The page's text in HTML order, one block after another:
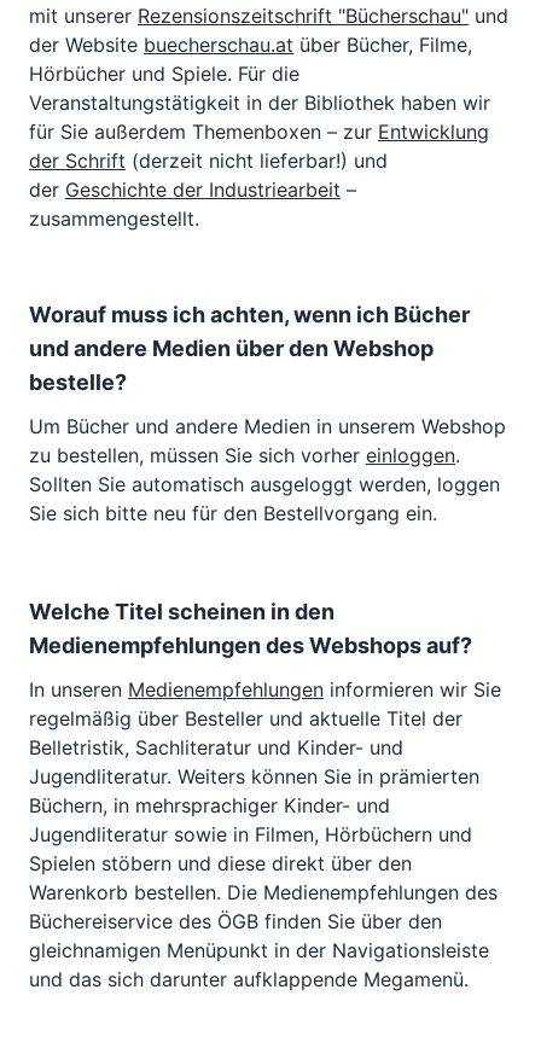
mit unserer Rezensionszeitschrift "Bücherschau" und
der Website buecherschau.at über Bücher, Filme,
Hörbücher und Spiele. Für die
Veranstaltungstätigkeit in der Bibliothek haben wir
für Sie außerdem Themenboxen – zur Entwicklung
der Schrift (derzeit nicht lieferbar!) und
der Geschichte der Industriearbeit –
zusammengestellt.
Worauf muss ich achten, wenn ich Bücher
und andere Medien über den Webshop
bestelle?
Um Bücher und andere Medien in unserem Webshop
zu bestellen, müssen Sie sich vorher einloggen.
Sollten Sie automatisch ausgeloggt werden, loggen
Sie sich bitte neu für den Bestellvorgang ein.
Welche Titel scheinen in den
Medienempfehlungen des Webshops auf?
In unseren Medienempfehlungen informieren wir Sie
regelmäßig über Besteller und aktuelle Titel der
Belletristik, Sachliteratur und Kinder- und
Jugendliteratur. Weiters können Sie in prämierten
Büchern, in mehrsprachiger Kinder- und
Jugendliteratur sowie in Filmen, Hörbüchern und
Spielen stöbern und diese direkt über den
Warenkorb bestellen. Die Medienempfehlungen des
Büchereiservice des ÖGB finden Sie über den
gleichnamigen Menüpunkt in der Navigationsleiste
und das sich darunter aufklappende Megamenü.